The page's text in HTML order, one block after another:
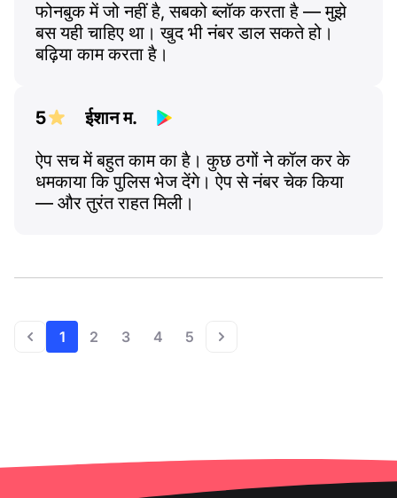
फोनबुक में जो नहीं है, सबको ब्लॉक करता है — मुझे
बस यही चाहिए था। खुद भी नंबर डाल सकते हो।
बढ़िया काम करता है।
5
ईशान म.
ऐप सच में बहुत काम का है। कुछ ठगों ने कॉल कर के
धमकाया कि पुलिस भेज देंगे। ऐप से नंबर चेक किया
— और तुरंत राहत मिली।
1 2 3 4 5